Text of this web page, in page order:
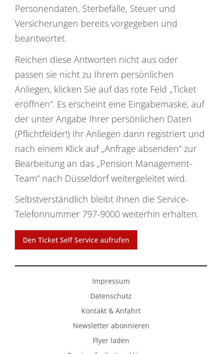
Personendaten, Sterbefälle, Steuer und
Versicherungen bereits vorgegeben und
beantwortet.
Reichen diese Antworten nicht aus oder
passen sie nicht zu Ihrem persönlichen
Anliegen, klicken Sie auf das rote Feld „Ticket
eröffnen“. Es erscheint eine Eingabemaske, auf
der unter Angabe Ihrer persönlichen Daten
(Pflichtfelder!) Ihr Anliegen dann registriert und
nach einem Klick auf „Anfrage absenden“ zur
Bearbeitung an das „Pension Management-
Team“ nach Düsseldorf weitergeleitet wird.
Selbstverständlich bleibt Ihnen die Service-
Telefonnummer 797-9000 weiterhin erhalten.
Den Ticket Self Service aufrufen
Impressum
Datenschutz
Kontakt & Anfahrt
Newsletter abonnieren
Flyer laden